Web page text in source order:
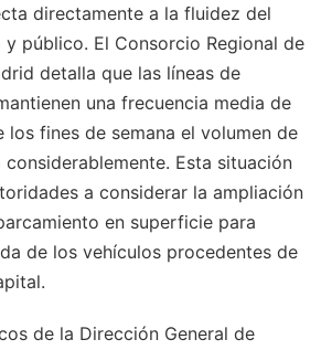
directamente a la fluidez del
público. El Consorcio Regional de
detalla que las líneas de
una frecuencia media de
los fines de semana el volumen de
considerablemente. Esta situación
a considerar la ampliación
en superficie para
de los vehículos procedentes de
de la Dirección General de